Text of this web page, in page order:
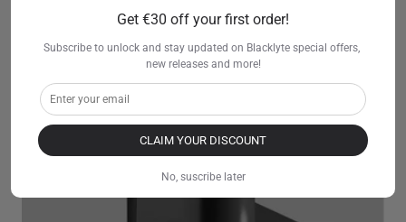
étapes
Get €30 off your first order!
Subscribe to unlock and stay updated on Blacklyte special offers,
new releases and more!
CLAIM YOUR DISCOUNT
No, suscribe later